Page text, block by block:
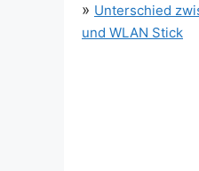
» Unterschied
und WLAN Stick